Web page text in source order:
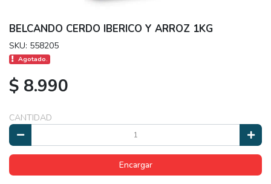
BELCANDO CERDO IBERICO Y ARROZ 1KG
SKU: 558205
Agotado.
$ 8.990
CANTIDAD
Encargar